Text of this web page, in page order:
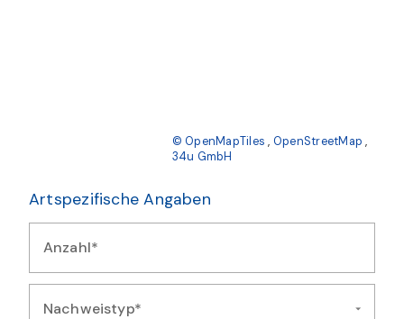
© OpenMapTiles , OpenStreetMap ,
34u GmbH
Artspezifische Angaben
Anzahl*
Geben Sie die Anzahl der beobachteten Exemplare ein
Nachweistyp*